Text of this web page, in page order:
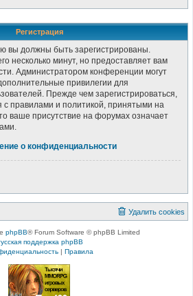
Регистрация
вы должны быть зарегистрированы.
несколько минут, но предоставляет вам
Администратором конференции могут
привилегии для
Прежде чем зарегистрироваться,
с правилами и политикой, принятыми на
ваше присутствие на форумах означает
о конфиденциальности
Удалить cookies
phpBB® Forum Software © phpBB Limited
поддержка phpBB
| Правила